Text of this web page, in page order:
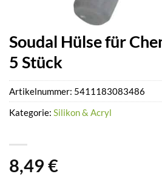
Soudal Hülse für
5 Stück
8,49 €
Artikelnummer: 5411183083486
Kategorie: Silikon & Acryl